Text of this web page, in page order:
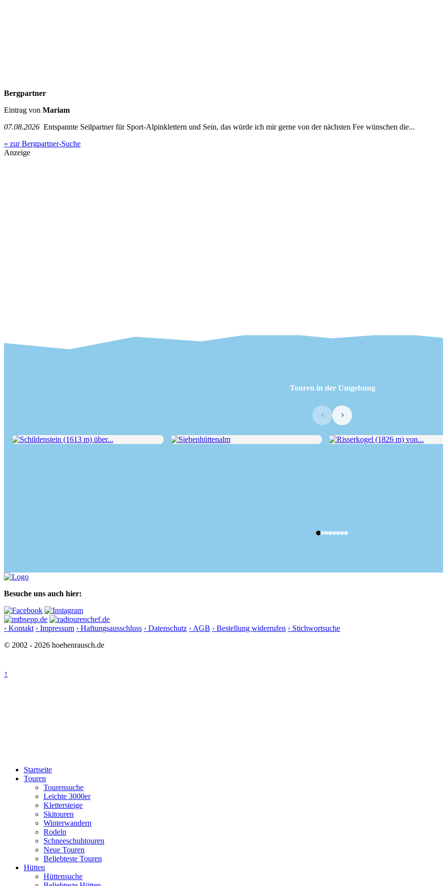
Bergpartner
Eintrag von Mariam
07.08.2026 Entspannte Seilpartner für Sport-Alpinklettern und Sein, das würde ich mir gerne von der nächsten Fee wünschen die...
» zur Bergpartner-Suche
Anzeige
Touren in der Umgebung
‹ ›
Besuche uns auch hier:
› Kontakt › Impressum › Haftungsausschluss › Datenschutz › AGB › Bestellung widerrufen › Stichwortsuche
© 2002 - 2026 hoehenrausch.de
↑
Startseite
Touren
Tourensuche
Leichte 3000er
Klettersteige
Skitouren
Winterwandern
Rodeln
Schneeschuhtouren
Neue Touren
Beliebteste Touren
Hütten
Hüttensuche